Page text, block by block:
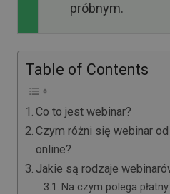
próbnym.
Table of Contents
Co to jest webinar?
Czym różni się webinar
online?
Jakie są rodzaje
Na czym polega